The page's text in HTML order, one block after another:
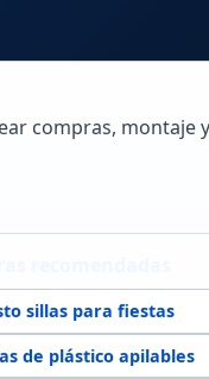
compras, montaje y
sillas para fiestas
de plástico apilables